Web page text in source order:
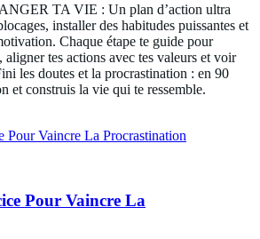
TA VIE : Un plan d’action ultra
installer des habitudes puissantes et
Chaque étape te guide pour
tes actions avec tes valeurs et voir
les doutes et la procrastination : en 90
et construis la vie qui te ressemble.
Pour Vaincre La